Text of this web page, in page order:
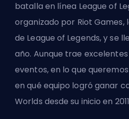
batalla en línea League of
organizado por Riot Games,
de League of Legends, y se
año. Aunque trae
eventos, en lo que
en qué equipo logró ganar
Worlds desde su inicio en